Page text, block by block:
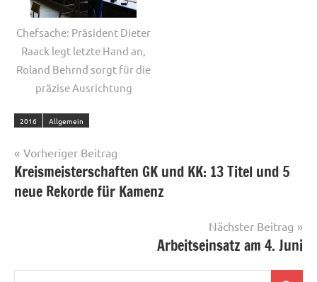
Chefsache: Präsident Dieter
Raack legt letzte Hand an,
Roland Behrnd sorgt für die
präzise Ausrichtung
2016 Allgemein
Beitragsnavigation
Vorheriger Beitrag
Kreismeisterschaften GK und KK: 13 Titel und 5
neue Rekorde für Kamenz
Nächster Beitrag
Arbeitseinsatz am 4. Juni